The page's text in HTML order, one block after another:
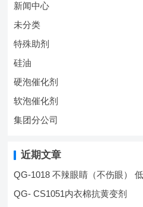
新闻中心
未分类
特殊助剂
硅油
硬泡催化剂
软泡催化剂
集团分公司
近期文章
QG-1018 不辣眼睛（不伤眼）
QG- CS1051内衣棉抗黄变剂